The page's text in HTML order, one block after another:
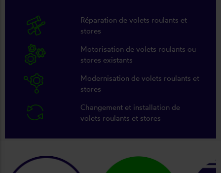
Réparation de volets roulants et
stores
Motorisation de volets roulants ou
stores existants
Modernisation de volets roulants et
stores
Changement et installation de
volets roulants et stores